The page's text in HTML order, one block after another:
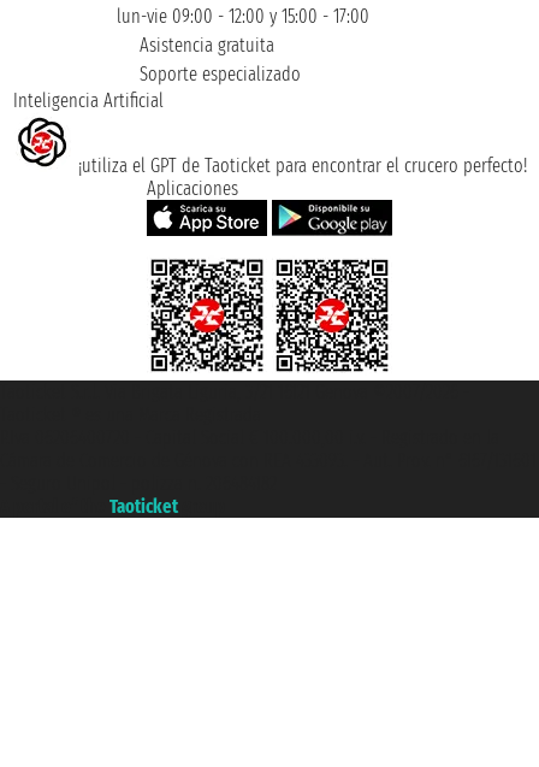
lun-vie 09:00 - 12:00 y 15:00 - 17:00
Asistencia gratuita
Soporte especializado
Inteligencia Artificial
¡utiliza el GPT de Taoticket para encontrar el crucero perfecto!
Aplicaciones
Taoticket